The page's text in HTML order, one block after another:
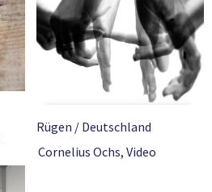
Rügen / Deutschland
Cornelius Ochs, Video